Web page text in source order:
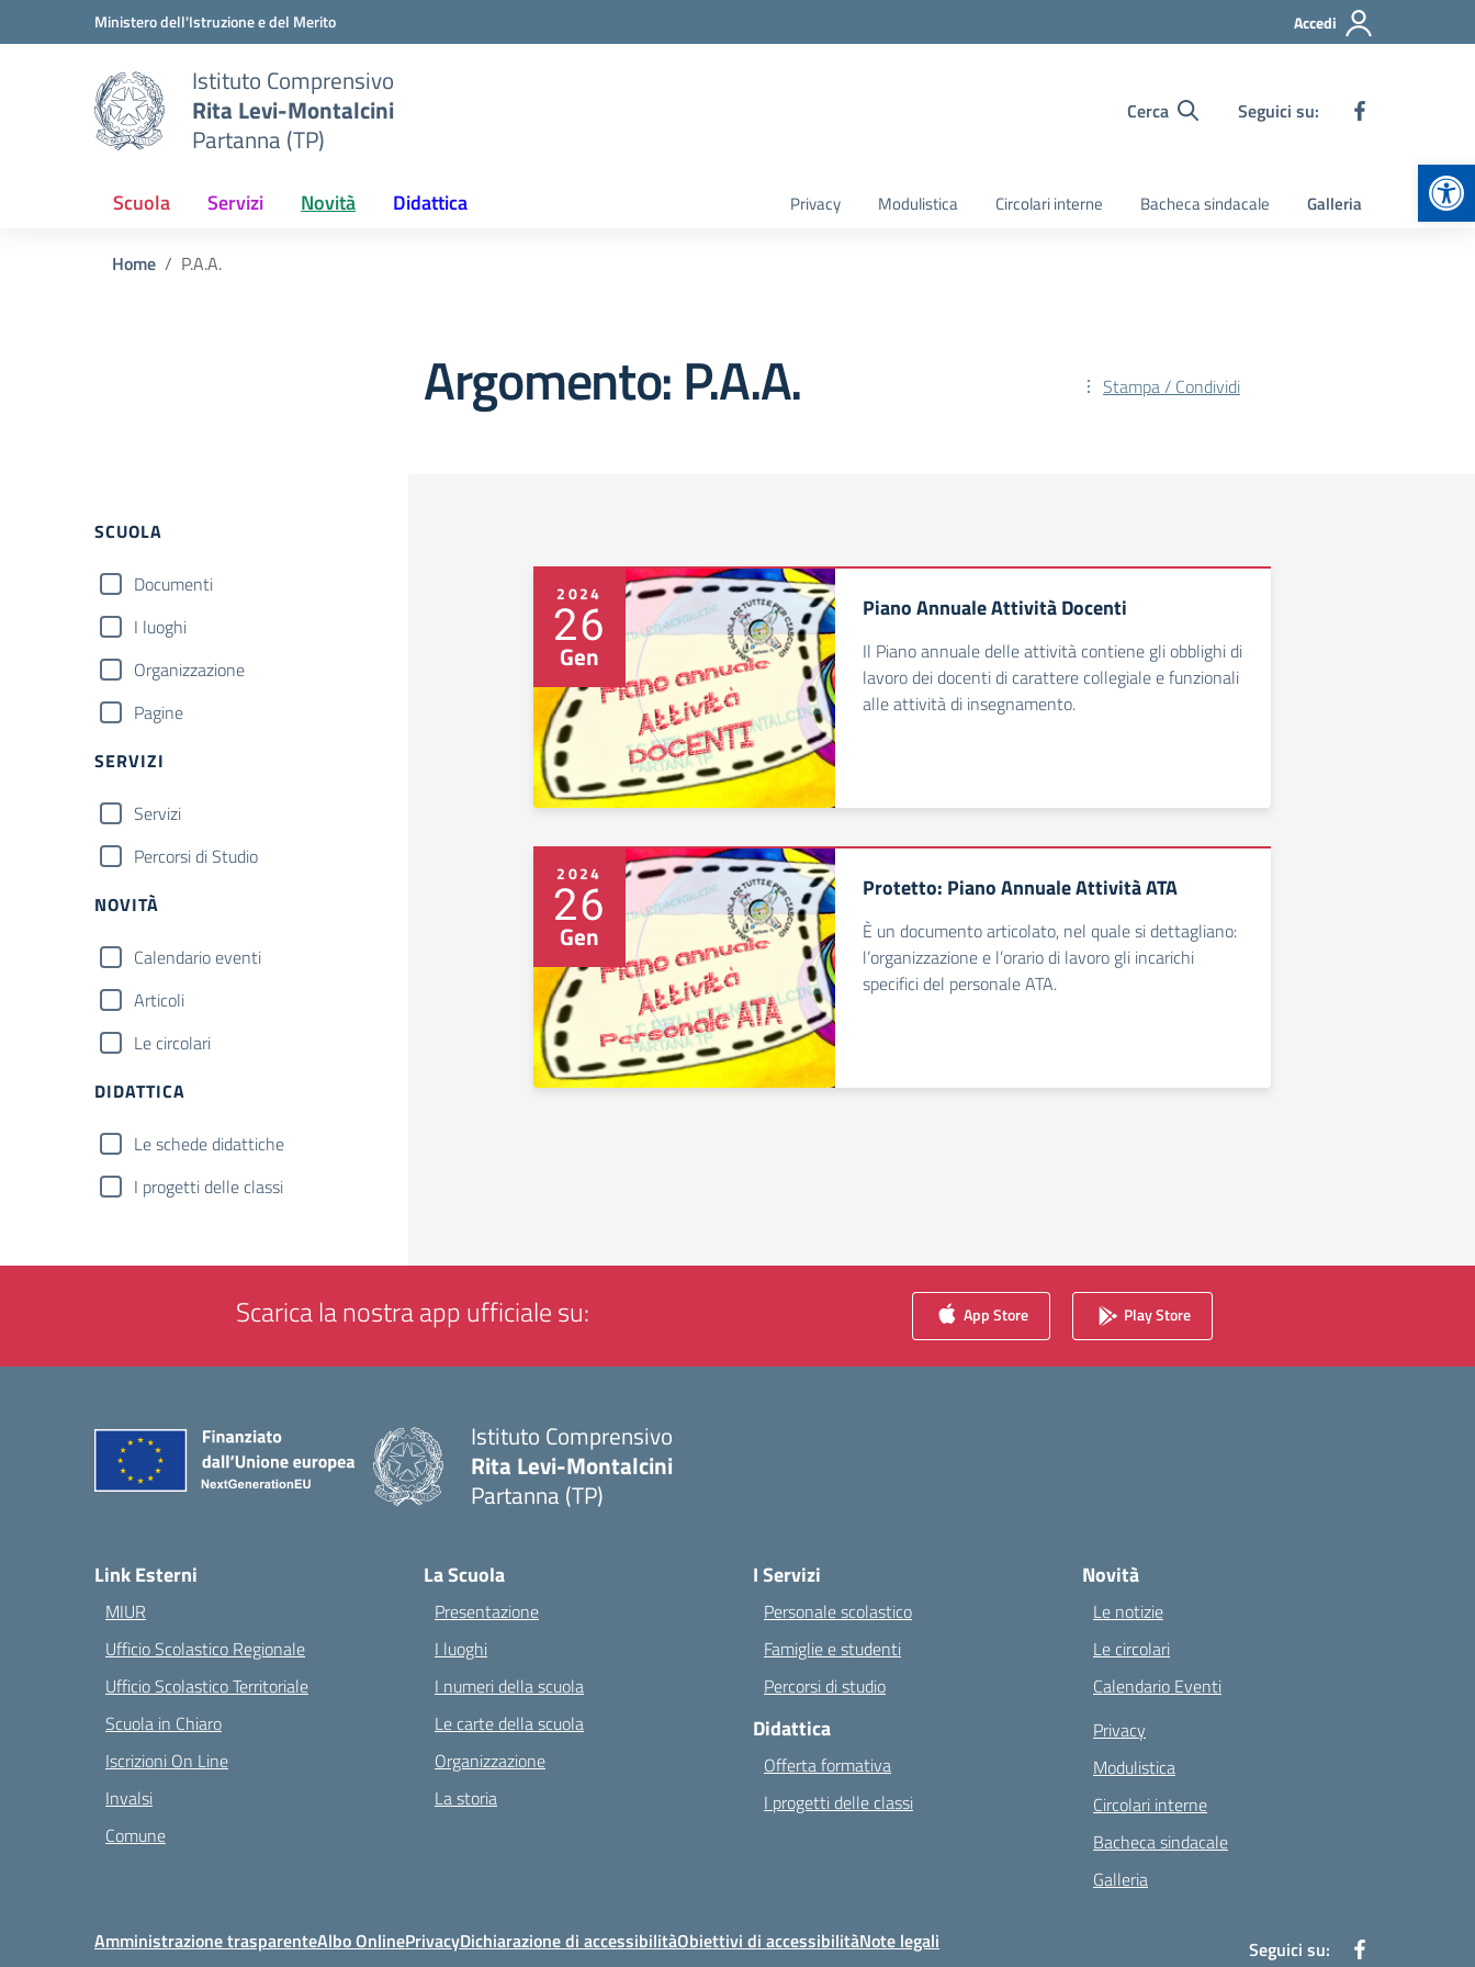
Vai ai contenuti
Vai al menu di navigazioneMinistero dell'Istruzione e del Merito Accedi
Istituto Comprensivo
Rita Levi-Montalcini
Partanna (TP)
Cerca Seguici su:
Scuola Servizi Novità Didattica Privacy Modulistica Circolari interne Bacheca sindacale Galleria
Home P.A.A.
Argomento: P.A.A. Stampa / Condividi
Filtri
SCUOLA
Documenti
I luoghi
Organizzazione
Pagine
SERVIZI
Servizi
Percorsi di Studio
NOVITÀ
Calendario eventi
Articoli
Le circolari
DIDATTICA
Le schede didattiche
I progetti delle classi
2024
26
Gen
Piano Annuale Attività Docenti
Il Piano annuale delle attività contiene gli obblighi di
lavoro dei docenti di carattere collegiale e funzionali
alle attività di insegnamento.
2024
26
Gen
Protetto: Piano Annuale Attività ATA
È un documento articolato, nel quale si dettagliano:
l’organizzazione e l’orario di lavoro gli incarichi
specifici del personale ATA.
Scarica la nostra app ufficiale su: App Store Play Store
Istituto Comprensivo
Rita Levi-Montalcini
Partanna (TP)
Link Esterni
MIUR
Ufficio Scolastico Regionale
Ufficio Scolastico Territoriale
Scuola in Chiaro
Iscrizioni On Line
Invalsi
Comune
La Scuola
Presentazione
I luoghi
I numeri della scuola
Le carte della scuola
Organizzazione
La storia
I Servizi
Personale scolastico
Famiglie e studenti
Percorsi di studio
Didattica
Offerta formativa
I progetti delle classi
Novità
Le notizie
Le circolari
Calendario Eventi
Privacy
Modulistica
Circolari interne
Bacheca sindacale
Galleria
Amministrazione trasparenteAlbo OnlinePrivacyDichiarazione di accessibilitàObiettivi di accessibilitàNote legali Seguici su: